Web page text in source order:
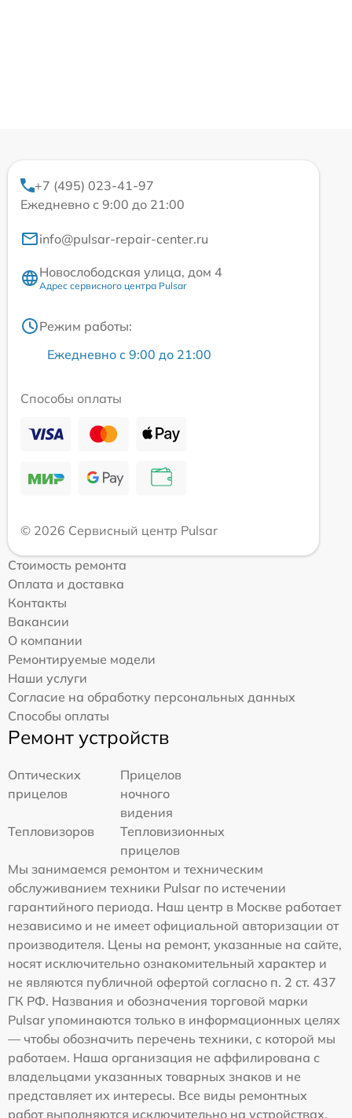
+7 (495) 023-41-97
Ежедневно с 9:00 до 21:00
info@pulsar-repair-center.ru
Новослободская улица, дом 4
Адрес сервисного центра Pulsar
Режим работы:
Ежедневно с 9:00 до 21:00
Способы оплаты
© 2026 Сервисный центр Pulsar
Стоимость ремонта
Оплата и доставка
Контакты
Вакансии
О компании
Ремонтируемые модели
Наши услуги
Согласие на обработку персональных данных
Способы оплаты
Ремонт устройств
Оптических
прицелов
Прицелов
ночного
видения
Тепловизоров
Тепловизионных
прицелов
Мы занимаемся ремонтом и техническим
обслуживанием техники Pulsar по истечении
гарантийного периода. Наш центр в Москве работает
независимо и не имеет официальной авторизации от
производителя. Цены на ремонт, указанные на сайте,
носят исключительно ознакомительный характер и
не являются публичной офертой согласно п. 2 ст. 437
ГК РФ. Названия и обозначения торговой марки
Pulsar упоминаются только в информационных целях
— чтобы обозначить перечень техники, с которой мы
работаем. Наша организация не аффилирована с
владельцами указанных товарных знаков и не
представляет их интересы. Все виды ремонтных
работ выполняются исключительно на устройствах,